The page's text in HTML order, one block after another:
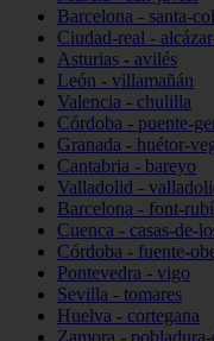
Barcelona - santa-
Ciudad-real -
Asturias - avilés
León - villamañán
Valencia - chulilla
Córdoba - puente-
Granada - huétor-
Cantabria - bareyo
Valladolid -
Barcelona - font-rubí
Cuenca - casas-de-
Córdoba - fuente-
Pontevedra - vigo
Sevilla - tomares
Huelva - cortegana
Zamora -